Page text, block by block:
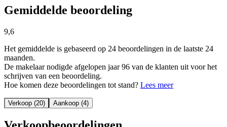
Gemiddelde beoordeling
9,6
Het gemiddelde is gebaseerd op 24 beoordelingen in de laatste 24
maanden.
De makelaar nodigde afgelopen jaar 96 van de klanten uit voor het
schrijven van een beoordeling.
Hoe komen deze beoordelingen tot stand? Lees meer
Verkoop (20) Aankoop (4)